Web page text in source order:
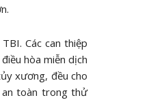
Các can thiệp
hòa miễn dịch
xương, đều cho
an toàn trong thử